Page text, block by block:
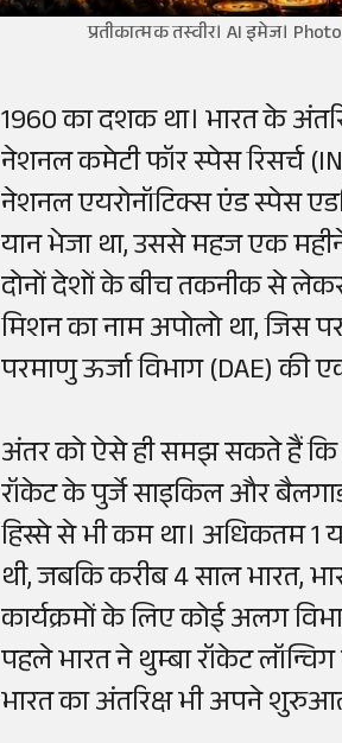
प्रतीकात्मक तस्वीर। AI इमेज।
1960 का दशक था। भारत के
नेशनल कमेटी फॉर स्पेस रिसर्च
नेशनल एयरोनॉटिक्स एंड स्पेस
यान भेजा था, उससे महज एक
दोनों देशों के बीच तकनीक से
मिशन का नाम अपोलो था, जिस
परमाणु ऊर्जा विभाग (DAE) की
अंतर को ऐसे ही समझ सकते हैं कि
रॉकेट के पुर्जे साइकिल और
हिस्से से भी कम था। अधिकतम 1
थी, जबकि करीब 4 साल भारत,
कार्यक्रमों के लिए कोई अलग
पहले भारत ने थुम्बा रॉकेट
भारत का अंतरिक्ष भी अपने